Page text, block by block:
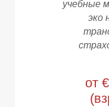
учебные
эко
от €